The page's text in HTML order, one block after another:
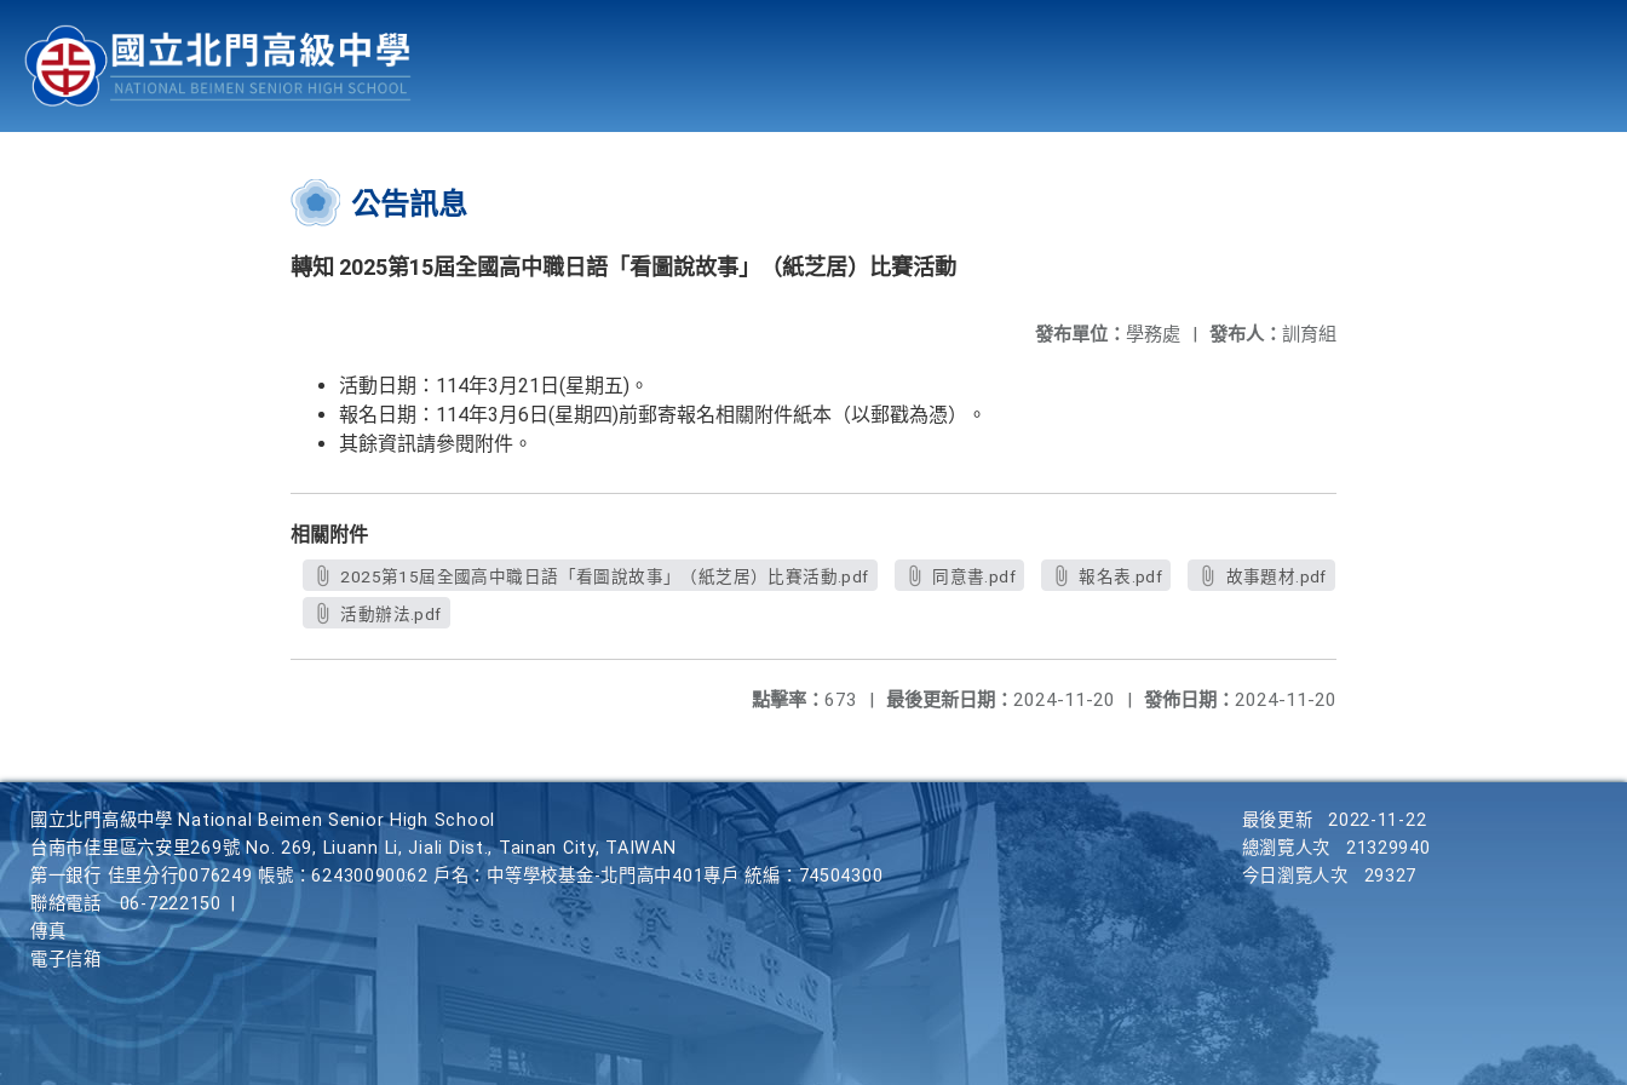
認識北中 行事曆
:::
公告訊息
轉知 2025第15屆全國高中職日語「看圖說故事」（紙芝居）比賽活動
發布人： 訓育組
發布單位： 學務處 |
活動日期：114年3月21日(星期五)。
報名日期：114年3月6日(星期四)前郵寄報名相關附件紙本（以郵戳為憑）。
其餘資訊請參閱附件。
相關附件
2025第15屆全國高中職日語「看圖說故事」（紙芝居）比賽活動.pdf 同意書.pdf 報名表.pdf
故事題材.pdf
活動辦法.pdf
發佈日期： 2024-11-20
最後更新日期： 2024-11-20 |
點擊率： 673 |
國立北門高級中學 National Beimen Senior High School
台南市佳里區六安里269號 No. 269, Liuann Li, Jiali Dist., Tainan City, TAIWAN
第一銀行 佳里分行0076249 帳號：62430090062 戶名：中等學校基金-北門高中401專戶 統編：74504300
聯絡電話
06-7222150
傳真
電子信箱
最後更新
2022-11-22
總瀏覽人次
21329940
今日瀏覽人次
29327